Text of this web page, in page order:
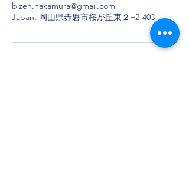
bizen.nakamura@gmail.com
Japan, 岡山県赤磐市桜が丘東２−2-403